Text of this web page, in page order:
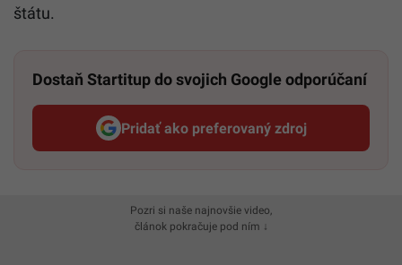
štátu.
Dostaň Startitup do svojich Google odporúčaní
Pridať ako preferovaný zdroj
Startitup, odkaz sa otvorí v
Pozri si naše najnovšie video,
článok pokračuje pod ním ↓